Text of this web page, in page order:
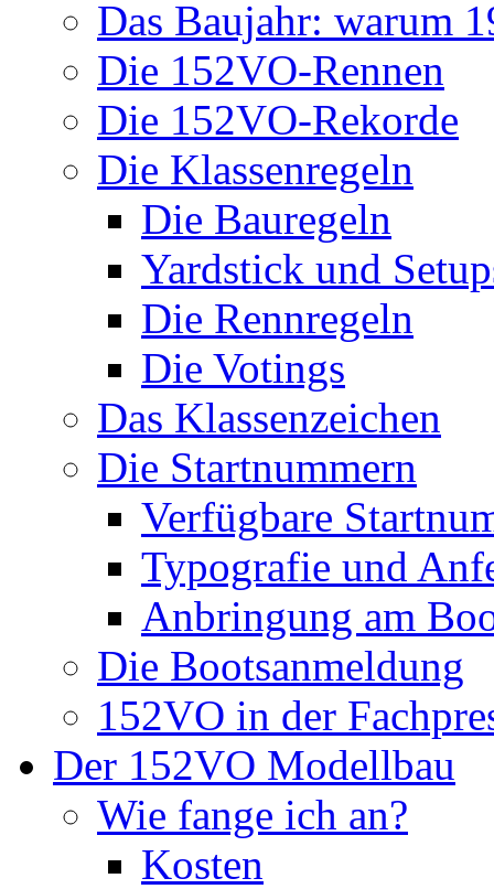
Das Baujahr: warum
Die 152VO-Rennen
Die 152VO-Rekorde
Die Klassenregeln
Die Bauregeln
Yardstick und
Die Rennregeln
Die Votings
Das Klassenzeichen
Die Startnummern
Verfügbare
Typografie und
Anbringung am
Die Bootsanmeldung
152VO in der
Der 152VO Modellbau
Wie fange ich an?
Kosten